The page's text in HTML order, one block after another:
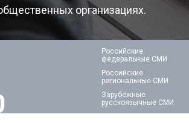
организациях.
Российские
федеральные СМИ
Российские
региональные СМИ
Зарубежные
русскоязычные СМИ